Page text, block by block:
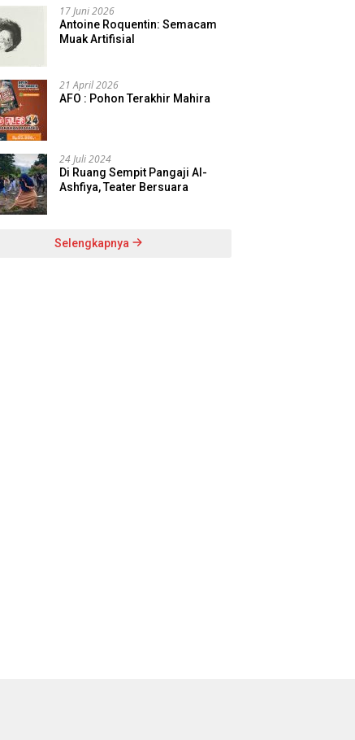
17 Juni 2026
Antoine Roquentin: Semacam
Muak Artifisial
21 April 2026
AFO : Pohon Terakhir Mahira
24 Juli 2024
Di Ruang Sempit Pangaji Al-
Ashfiya, Teater Bersuara
Selengkapnya